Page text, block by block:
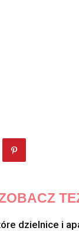
dzielnice i